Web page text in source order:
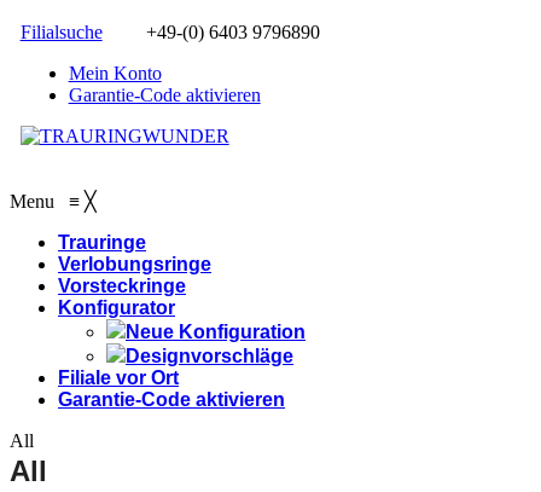
Filialsuche
+49-(0) 6403 9796890
Mein Konto
Garantie-Code aktivieren
Menu ≡ ╳
Trauringe
Verlobungsringe
Vorsteckringe
Konfigurator
Neue Konfiguration
Designvorschläge
Filiale vor Ort
Garantie-Code aktivieren
All
All